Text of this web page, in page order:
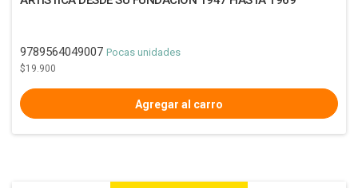
9789564049007 Pocas unidades
$19.900